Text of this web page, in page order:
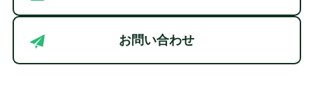
お問い合わせ